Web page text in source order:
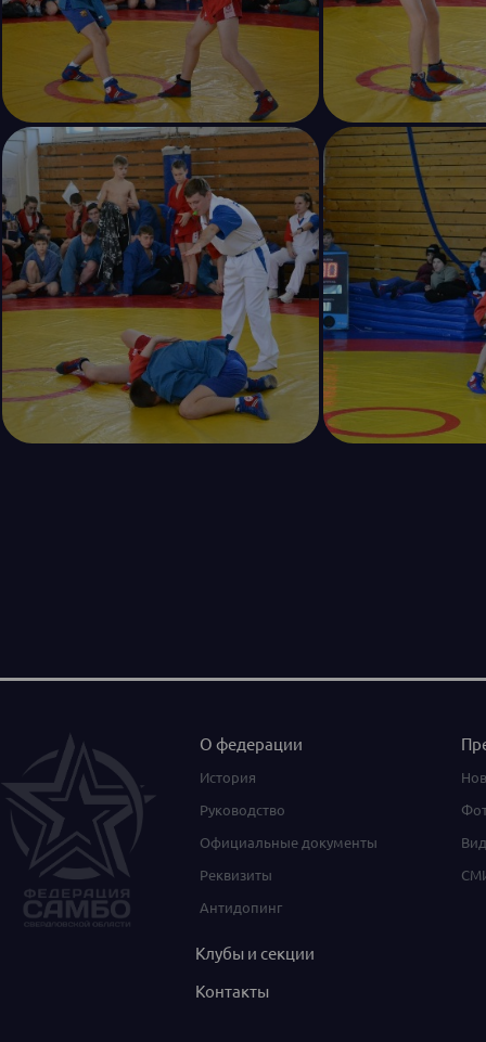
О федерации
История
Руководство
Официальные документы
Реквизиты
Антидопинг
Клубы и секции
Контакты